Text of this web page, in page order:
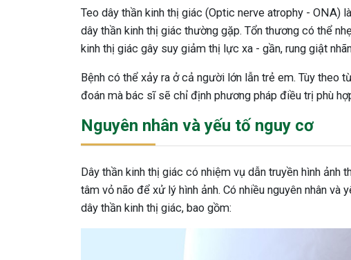
Teo dây thần kinh thị giác (Optic nerve atrophy - ONA)
dây thần kinh thị giác thường gặp. Tổn thương có thể
kinh thị giác gây suy giảm thị lực xa - gần, rung giật
Bệnh có thể xảy ra ở cả người lớn lẫn trẻ em. Tùy theo
đoán mà bác sĩ sẽ chỉ định phương pháp điều trị phù
Nguyên nhân và yếu tố nguy cơ
Dây thần kinh thị giác có nhiệm vụ dẫn truyền hình
tâm vỏ não để xử lý hình ảnh. Có nhiều nguyên nhân
dây thần kinh thị giác, bao gồm: